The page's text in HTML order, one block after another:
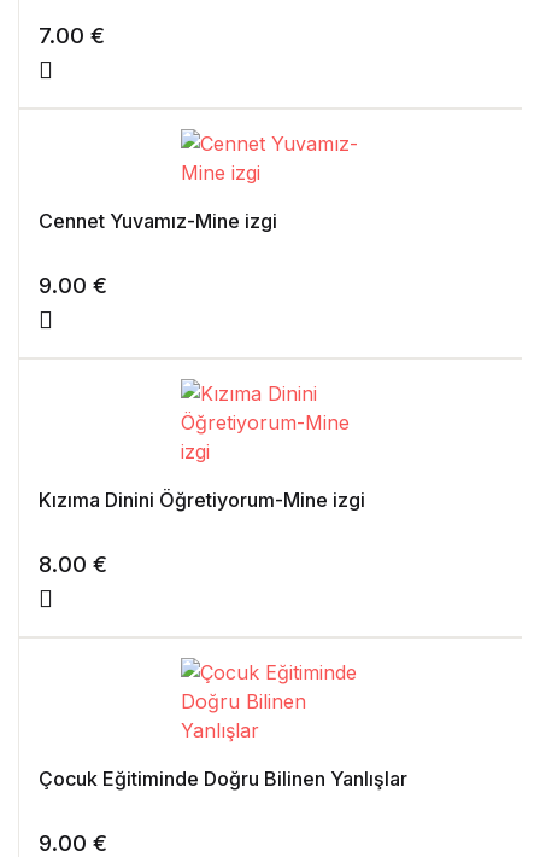
7.00 €
Cennet Yuvamız-Mine izgi
9.00 €
Kızıma Dinini Öğretiyorum-Mine izgi
8.00 €
Çocuk Eğitiminde Doğru Bilinen Yanlışlar
9.00 €